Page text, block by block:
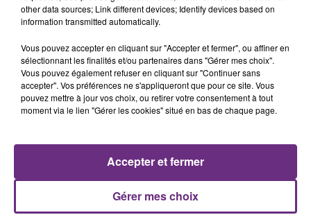
I Knew It, I Knew You What Lovers Do
8h05
8h05 7h58
7h58
other data sources; Link different devices; Identify devices based on
information transmitted automatically.
Vous pouvez accepter en cliquant sur "Accepter et fermer", ou affiner en
sélectionnant les finalités et/ou partenaires dans "Gérer mes choix".
Vous pouvez également refuser en cliquant sur "Continuer sans
accepter". Vos préférences ne s'appliqueront que pour ce site. Vous
pouvez mettre à jour vos choix, ou retirer votre consentement à tout
moment via le lien "Gérer les cookies" situé en bas de chaque page.
Gérer mes choix
Accepter et fermer